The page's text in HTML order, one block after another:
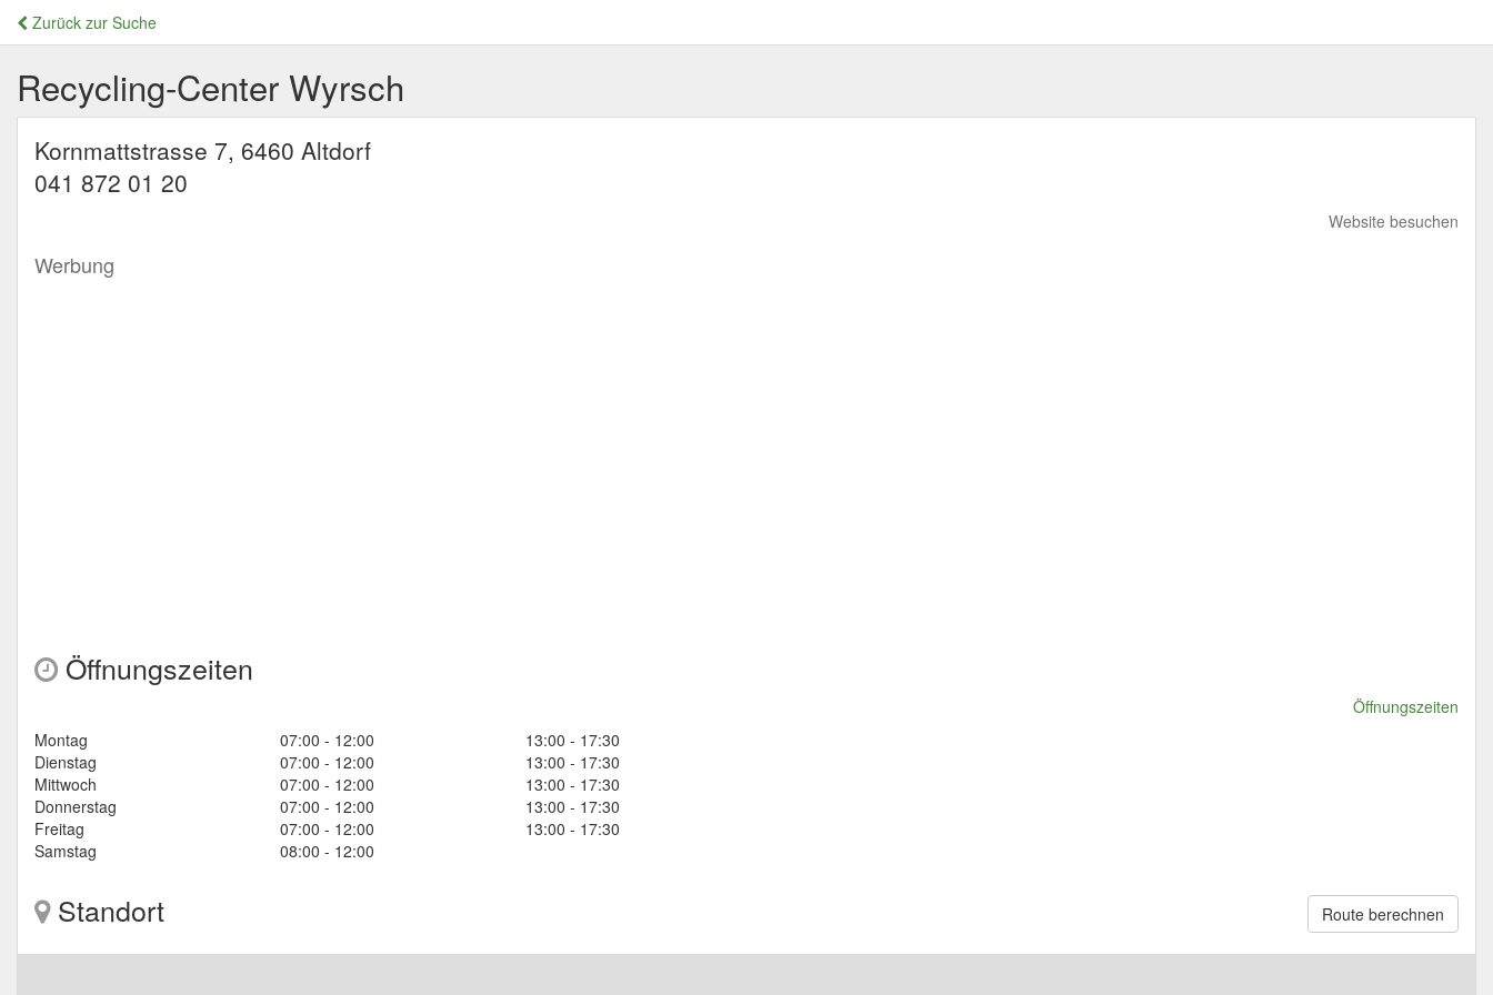
Zurück zur Suche
Recycling-Center Wyrsch
Kornmattstrasse 7, 6460 Altdorf
041 872 01 20
Website besuchen
Werbung
Öffnungszeiten
Öffnungszeiten
Montag
07:00 - 12:00
13:00 - 17:30
Dienstag
07:00 - 12:00
13:00 - 17:30
Mittwoch
07:00 - 12:00
13:00 - 17:30
Donnerstag
07:00 - 12:00
13:00 - 17:30
Freitag
07:00 - 12:00
13:00 - 17:30
Samstag
08:00 - 12:00
Standort Route berechnen